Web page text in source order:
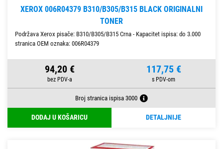
XEROX 006R04379 B310/B305/B315 BLACK ORIGINALNI
TONER
Podržava Xerox pisače: B310/B305/B315 Crna - Kapacitet ispisa: do 3.000
stranica OEM oznaka: 006R04379
94,20 € 117,75 €
Broj stranica ispisa 3000
DODAJ U KOŠARICU DETALJNIJE